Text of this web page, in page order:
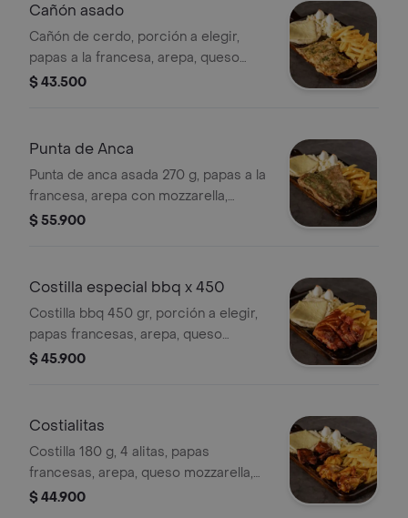
Cañón asado
Cañón de cerdo, porción a elegir,
papas a la francesa, arepa, queso
mozzarella, ensalada a elección y
$ 43.500
Punta de Anca
Punta de anca asada 270 g, papas a la
francesa, arepa con mozzarella,
ensalada a elección y huevos de
$ 55.900
Costilla especial bbq x 450
Costilla bbq 450 gr, porción a elegir,
papas francesas, arepa, queso
mozzarella, huevos de codorniz,
$ 45.900
Costialitas
Costilla 180 g, 4 alitas, papas
francesas, arepa, queso mozzarella,
huevos de codorniz, ensalada de
$ 44.900